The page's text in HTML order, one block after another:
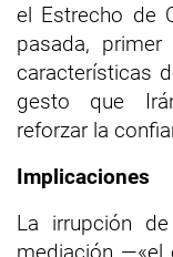
el Estrecho de
pasada,
características
gesto que
reforzar la
Implicaciones
La irrupción
mediación —«el